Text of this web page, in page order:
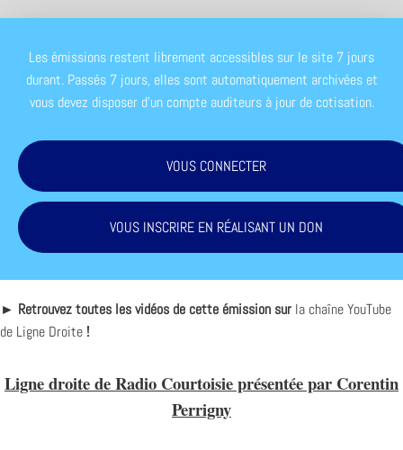
Les émissions restent librement accessibles sur le site 7 jours
durant. Passés 7 jours, elles sont automatiquement archivées et
vous devez disposer d'un compte auditeurs à jour de cotisation.
VOUS CONNECTER
VOUS INSCRIRE EN RÉALISANT UN DON
► Retrouvez toutes les vidéos de cette émission sur la chaîne YouTube
de Ligne Droite !
Ligne droite de Radio Courtoisie présentée par Corentin
Perrigny